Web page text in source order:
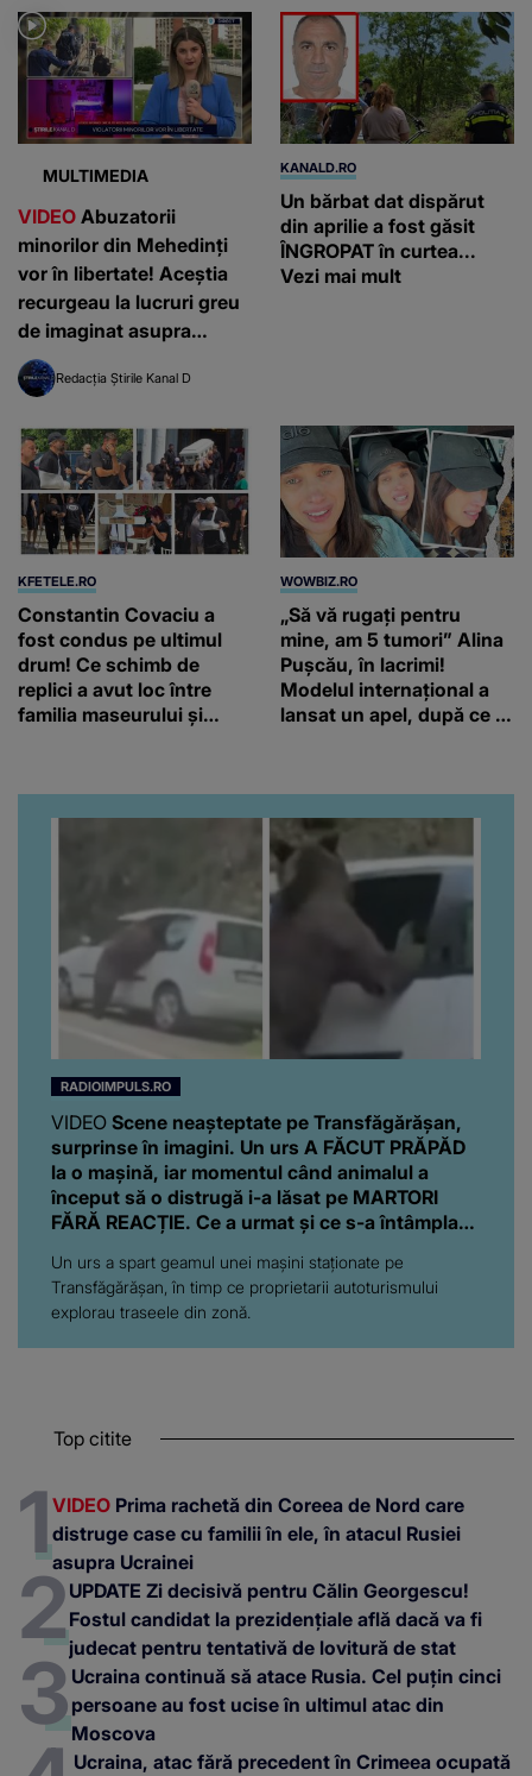
MULTIMEDIA
VIDEO Abuzatorii
minorilor din Mehedinți
vor în libertate! Aceștia
recurgeau la lucruri greu
de imaginat asupra
copiilor
Redacția Știrile Kanal D
KANALD.RO
Un bărbat dat dispărut
din aprilie a fost găsit
ÎNGROPAT în curtea...
Vezi mai mult
KFETELE.RO
Constantin Covaciu a
fost condus pe ultimul
drum! Ce schimb de
replici a avut loc între
familia maseurului și
obrazul.”
WOWBIZ.RO
„Să vă rugați pentru
mine, am 5 tumori” Alina
Pușcău, în lacrimi!
Modelul internațional a
lansat un apel, după ce a
RADIOIMPULS.RO
VIDEO Scene neașteptate pe Transfăgărășan,
surprinse în imagini. Un urs A FĂCUT PRĂPĂD
la o mașină, iar momentul când animalul a
început să o distrugă i-a lăsat pe MARTORI
FĂRĂ REACȚIE. Ce a urmat și ce s-a întâmplat
Un urs a spart geamul unei mașini staționate pe
Transfăgărășan, în timp ce proprietarii autoturismului
explorau traseele din zonă.
Top citite
VIDEO Prima rachetă din Coreea de Nord care
distruge case cu familii în ele, în atacul Rusiei
asupra Ucrainei
UPDATE Zi decisivă pentru Călin Georgescu!
Fostul candidat la prezidențiale află dacă va fi
judecat pentru tentativă de lovitură de stat
Ucraina continuă să atace Rusia. Cel puțin cinci
persoane au fost ucise în ultimul atac din
Moscova
Ucraina, atac fără precedent în Crimeea ocupată